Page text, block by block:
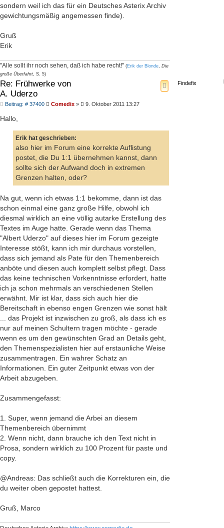
sondern weil ich das für ein Deutsches Asterix Archiv
gewichtungsmäßig angemessen finde).
Gruß
Erik
"Alle sollt ihr noch sehen, daß ich habe recht!" (Erik der Blonde, Die
große Überfahrt, S. 5)
Re: Frühwerke von
A. Uderzo
Beitrag: # 37400Beitrag
Comedix » 9. Oktober 2011 13:27
Hallo,
Erik hat geschrieben:
also hier im Forum eine korrekte Auflistung
postet, die Du 1:1 übernehmen kannst, dann
sollte sich der Aufwand doch in extremen
Grenzen halten, oder?
Na gut, wenn ich etwas 1:1 bekomme, dann ist das
schon einmal eine ganz große Hilfe, obwohl ich
diesmal wirklich an eine völlig autarke Erstellung des
Textes im Auge hatte. Gerade wenn das Thema
"Albert Uderzo" auf dieses hier im Forum gezeigte
Interesse stößt, kann ich mir durchaus vorstellen,
dass sich jemand als Pate für den Themenbereich
anböte und diesen auch komplett selbst pflegt. Dass
das keine technischen Vorkenntnisse erfordert, hatte
ich ja schon mehrmals an verschiedenen Stellen
erwähnt. Mir ist klar, dass sich auch hier die
Bereitschaft in ebenso engen Grenzen wie sonst hält
... das Projekt ist inzwischen zu groß, als dass ich es
nur auf meinen Schultern tragen möchte - gerade
wenn es um den gewünschten Grad an Details geht,
den Themenspezialisten hier auf erstaunliche Weise
zusammentragen. Ein wahrer Schatz an
Informationen. Ein guter Zeitpunkt etwas von der
Arbeit abzugeben.
Zusammengefasst:
1. Super, wenn jemand die Arbei an diesem
Themenbereich übernimmt
2. Wenn nicht, dann brauche ich den Text nicht in
Prosa, sondern wirklich zu 100 Prozent für paste und
copy.
@Andreas: Das schließt auch die Korrekturen ein, die
du weiter oben gepostet hattest.
Gruß, Marco
Findefix